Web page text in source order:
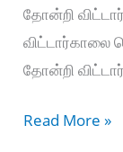
தோன்றி
விட்டார்காலை
தோன்றி
ஆதவன்
Read More »